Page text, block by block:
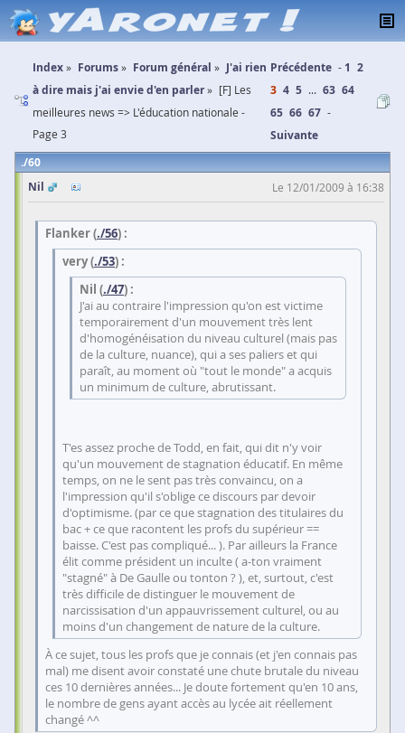
Index Forums Forum général
J'ai rien
à dire mais j'ai envie d'en parler
[F] Les
meilleures news => L'éducation nationale -
Page 3
Précédente 1 2
3 4 5 ... 63 64
65 66 67
Suivante
60
Nil
Le 12/01/2009 à 16:38
Flanker (./56) :
very (./53) :
Nil (./47) :
J'ai au contraire l'impression qu'on est victime
temporairement d'un mouvement très lent
d'homogénéisation du niveau culturel (mais pas
de la culture, nuance), qui a ses paliers et qui
paraît, au moment où "tout le monde" a acquis
un minimum de culture, abrutissant.
T'es assez proche de Todd, en fait, qui dit n'y voir
qu'un mouvement de stagnation éducatif. En même
temps, on ne le sent pas très convaincu, on a
l'impression qu'il s'oblige ce discours par devoir
d'optimisme. (par ce que stagnation des titulaires du
bac + ce que racontent les profs du supérieur ==
baisse. C'est pas compliqué... ). Par ailleurs la France
élit comme président un inculte ( a-ton vraiment
"stagné" à De Gaulle ou tonton ? ), et, surtout, c'est
très difficile de distinguer le mouvement de
narcissisation d'un appauvrissement culturel, ou au
moins d'un changement de nature de la culture.
À ce sujet, tous les profs que je connais (et j'en connais pas
mal) me disent avoir constaté une chute brutale du niveau
ces 10 dernières années... Je doute fortement qu'en 10 ans,
le nombre de gens ayant accès au lycée ait réellement
changé ^^